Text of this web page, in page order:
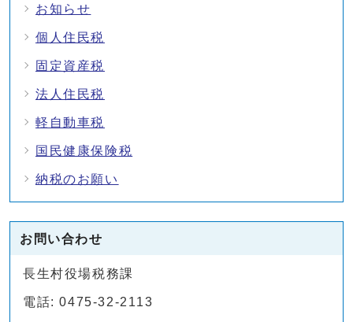
お知らせ
個人住民税
固定資産税
法人住民税
軽自動車税
国民健康保険税
納税のお願い
お問い合わせ
長生村役場税務課
電話: 0475-32-2113